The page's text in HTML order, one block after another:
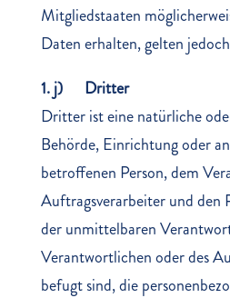
Mitgliedstaaten
Daten erhalten, gelten
1. j) Dritter
Dritter ist eine natürliche
Behörde, Einrichtung oder
betroffenen Person, dem
Auftragsverarbeiter und den
der unmittelbaren
Verantwortlichen oder des
befugt sind, die